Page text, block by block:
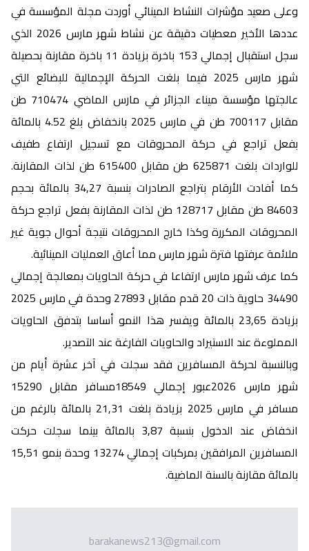
وعلى صعيد مؤشرات النشاط المينائي أوردت مجلة المؤسسة في
عددها الأخير معطيات دقيقة عن نشاط شهر مارس 2026 الذي
سجل استقبال إجمالي 153 باخرة بزيادة 11 باخرة مقارنة بحصيلة
شهر مارس 2025 فيما بلغت الحركة الإجمالية للبضائع التي
عالجتها مؤسسة ميناء الجزائر في مارس الماضي 710474 طن
مقابل 700117 طن في مارس 2025 بانخفاض بلغ 4.52 بالمائة
بفعل تراجع في حركة المحروقات مع تسجيل ارتفاع طفيف
للواردات بلغت 625871 طن مقابل 615400 طن لذات المقارنة.
كما أفادت الأرقام بتراجع الصادرات بنسبة 34,27 بالمائة بحجم
84603 طن مقابل 128717 طن لذات المقارنة بفعل تراجع حركة
المحروقات المكررة وكذا خارج المحروقات نتيجة أحوال جوية غير
ملائمة عرفتها فترة شهر مارس مما أعاق العمليات المينائية.
كما عرف شهر مارس ارتفاعا في حركة الحاويات بمعالجة إجمالي
34490 حاوية ذات 20 قدم مقابل 27893 وحدة في مارس 2025
بزيادة 23,65 بالمائة ويفسر هذا النمو أساسا بتدفق الحاويات
المملوءة عند الاستيراد والحاويات الفارغة عند التصدير.
وبالنسبة لحركة المسافرين فقد سجلت في آخر عشرة أيام من
شهر مارس 2026عبور إجمالي 18549مسافر مقابل 15290
مسافر في مارس 2025 بزيادة بلغت 21,31 بالمائة بالرغم من
انخفاض عند الدخول بنسبة 3,87 بالمائة بينما سجلت حركت
المسافرين المرافقين بمركبات إجمالي 13274 وحدة بنمو 15,51
بالمائة مقارنة بالسنة الماضية.
barakanews213@gmail.com